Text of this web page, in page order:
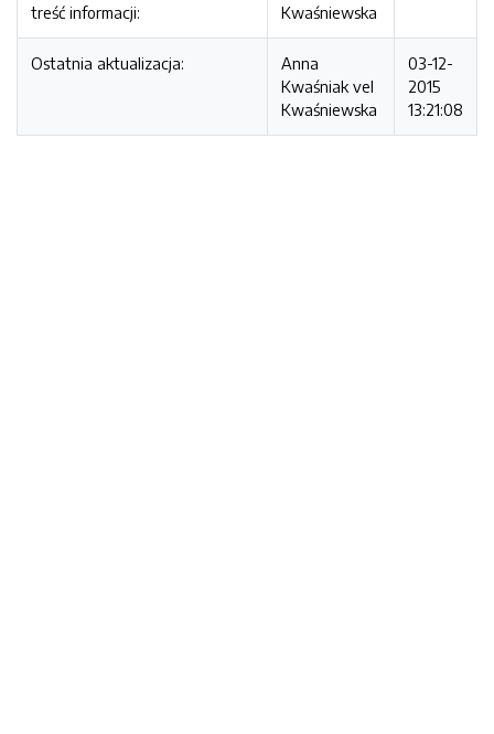
treść informacji:
Kwaśniewska
Ostatnia aktualizacja:
Anna
Kwaśniak vel
Kwaśniewska
03-12-
2015
13:21:08